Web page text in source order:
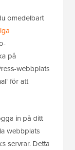
omedelbart
på
webbplats
för att
in på ditt
webbplats
servrar. Detta